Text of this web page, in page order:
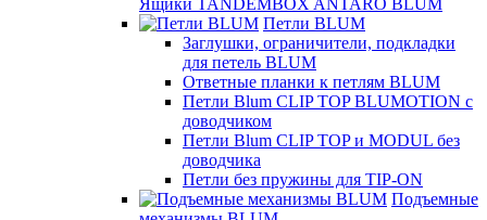
Ящики TANDEMBOX ANTARO BLUM
Петли BLUM
Заглушки, ограничители, подкладки
для петель BLUM
Ответные планки к петлям BLUM
Петли Blum CLIP TOP BLUMOTION с
доводчиком
Петли Blum CLIP TOP и MODUL без
доводчика
Петли без пружины для TIP-ON
Подъемные